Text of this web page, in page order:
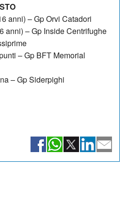
anni) – Gp Orvi Catadori
anni) – Gp Inside Centrifughe
– Gp BFT Memorial
– Gp Siderpighi